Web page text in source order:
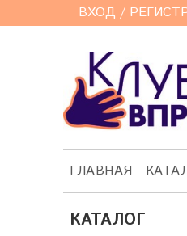
ВХОД /
ГЛАВНАЯ
КАТАЛОГ